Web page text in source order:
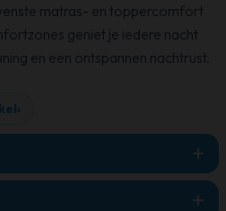
matras- en toppercomfort
geniet je iedere nacht
en een ontspannen nachtrust.
›